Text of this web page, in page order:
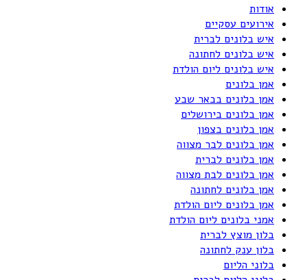
אודות
אירועים עסקיים
איש בלונים לברית
איש בלונים לחתונה
איש בלונים ליום הולדת
אמן בלונים
אמן בלונים בבאר שבע
אמן בלונים בירושלים
אמן בלונים בצפון
אמן בלונים לבר מצווה
אמן בלונים לברית
אמן בלונים לבת מצווה
אמן בלונים לחתונה
אמן בלונים ליום הולדת
אמני בלונים ליום הולדת
בלון מוצץ לברית
בלון ענק לחתונה
בלוני הליום